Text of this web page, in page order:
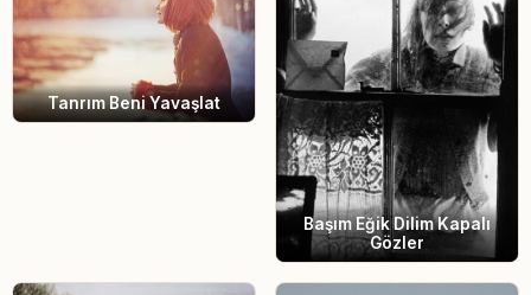
Tanrım Beni Yavaşlat
Başım Eğik Dilim Kapalı
Gözler